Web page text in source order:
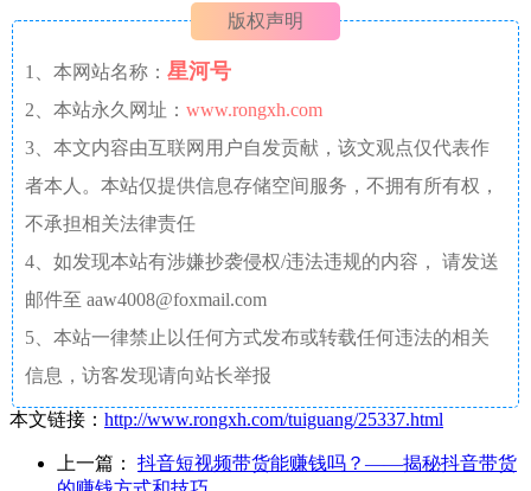
版权声明
1、本网站名称： 星河号
2、本站永久网址： www.rongxh.com
3、本文内容由互联网用户自发贡献，该文观点仅代表作
者本人。本站仅提供信息存储空间服务，不拥有所有权，
不承担相关法律责任
4、如发现本站有涉嫌抄袭侵权/违法违规的内容， 请发送
邮件至 aaw4008@foxmail.com
5、本站一律禁止以任何方式发布或转载任何违法的相关
信息，访客发现请向站长举报
本文链接： http://www.rongxh.com/tuiguang/25337.html
上一篇： 抖音短视频带货能赚钱吗？——揭秘抖音带货